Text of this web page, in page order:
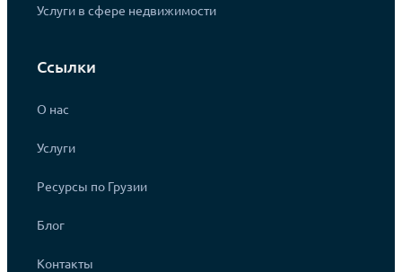
Услуги в сфере недвижимости
Ссылки
О нас
Услуги
Ресурсы по Грузии
Блог
Контакты